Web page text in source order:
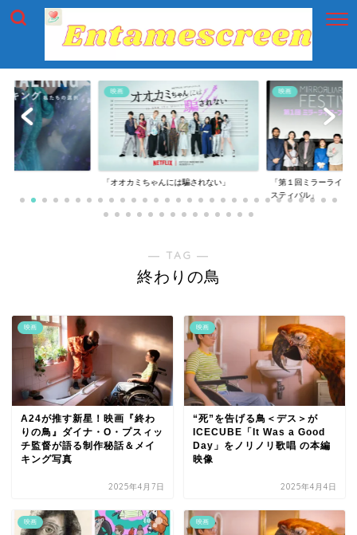
映画
「オオカミちゃんには騙されない」
映画
「第１回ミラーライア
スティバル」
― TAG ―
終わりの鳥
映画
A24が推す新星！映画『終わ
りの鳥』ダイナ・O・プスィッ
チ監督が語る制作秘話＆メイ
キング写真
2025年4月7日
映画
“死”を告げる鳥＜デス＞が
ICECUBE「It Was a Good
Day」をノリノリ歌唱 の本編
映像
2025年4月4日
映画 映画